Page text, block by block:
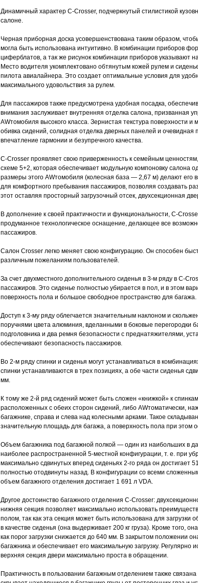
Динамичный характер C-Crosser, подчеркнутый стилистикой
салоне.
Черная приборная доска усовершенствована таким образом,
могла быть использована интуитивно. В комбинации приборов
циферблатов, а так же рисунок комбинации приборов указывают
Место водителя укомплектовано обтянутым кожей рулем и
пилота авиалайнера. Это создает оптимальные условия для
максимального удовольствия за рулем.
Для пассажиров также предусмотрена удобная посадка,
внимания заслуживает внутренняя отделка салона, призванная
AWтомобиля высокого класса. Зернистая текстура поверхности и
обивка сидений, солидная отделка дверных панелей и очевидная
впечатление гармонии и безупречного качества.
C-Crosser проявляет свою приверженность к семейным
схеме 5+2, которая обеспечивает модульную компоновку салона
размеры этого AWтомобиля (колесная база — 2,67 м) делают его
для комфортного пребывания пассажиров, позволяя создавать
этот оставляя просторный загрузочный отсек, двухсекционная
В дополнение к своей практичности и функциональности, C-
продуманное технологическое оснащение, делающее все
пассажиров.
Салон Crosser легко меняет свою конфигурацию. Он способен
различным пожеланиям пользователей.
За счет двухместного дополнительного сиденья в 3-м ряду в C-
пассажиров. Это сиденье полностью убирается в пол, и в этом
поверхность пола и большое свободное пространство для багажа.
Доступ к 3-му ряду облегчается значительным наклоном и
поручнями цвета алюминия, вделанными в боковые перегородки
подголовника и два ремня безопасности с преднатяжителями,
обеспечивают безопасность пассажиров.
Во 2-м ряду спинки и сиденья могут устанавливаться в
спинки устанавливаются в трех позициях, а обе части сиденья
мм.
К тому же 2-й ряд сидений может быть сложен «книжкой» к
расположенных с обеих сторон сидений, либо AWтоматически,
багажнике, справа и слева над колесными арками. Такое
значительную площадь для багажа, а поверхность пола при этом
Объем багажника под багажной полкой — один из наибольших в
наиболее распространенной 5-местной конфигурации, т. е. при
максимально сдвинутых вперед сиденьях 2-го ряда он достигает
полностью отодвинуты назад. В конфигурации со всеми
объем багажного отделения достигает 1 691 л VDA.
Другое достоинство багажного отделения C-Crosser:
нижняя секция позволяет максимально использовать
полом, так как эта секция может быть использована для загрузки
в качестве сиденья (она выдерживает 200 кг груза). Кроме того,
как порог загрузки снижается до 640 мм. В закрытом положении
багажника и обеспечивает его максимальную загрузку. Регулярно
верхняя секция двери максимально проста в обращении.
Практичность в пользовании багажным отделением также